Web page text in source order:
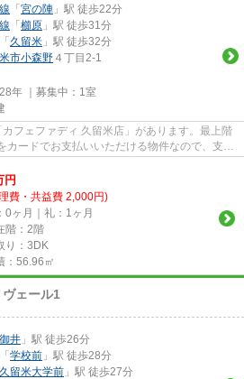
「宮の陣 」駅 徒歩22分
「櫛原 」駅 徒歩31分
「久留米 」駅 徒歩32分
市小森野 ４丁目2-1
年 ｜募集中： 1室
フェファディ 久留米店」があります。最上階
ードでお支払いいただける物件なので、支払
円
費・共益費 2,000円)
0ヶ月｜礼：1ヶ月
階：2階
り：3DK
：56.96㎡
ェール1
御井 」駅 徒歩26分
「学校前 」駅 徒歩28分
久留米大学前 」駅 徒歩27分